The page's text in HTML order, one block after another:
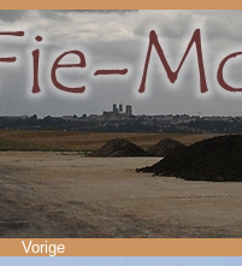
Vorige